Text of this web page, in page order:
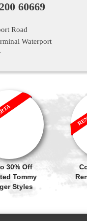
60669
Road
Waterport
30% Off
Tommy
Styles